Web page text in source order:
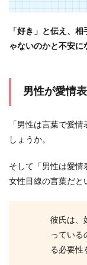
「好き」と伝え、
ゃないのかと不安に
男性が愛情
「男性は言葉で愛
しょうか。
そして「男性は愛情
女性目線の言葉だと
彼氏は、
っている
る必要性